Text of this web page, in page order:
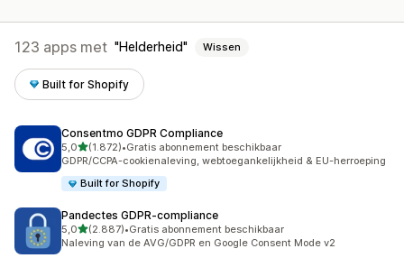
123 apps met Helderheid Wissen
Built for Shopify
Consentmo GDPR Compliance
5,0van 5 sterren
(1.872)
1872 recensies in totaal
•Gratis abonnement beschikbaar
GDPR/CCPA-cookienaleving, webtoegankelijkheid & EU-herroeping
Built for Shopify
Pandectes GDPR‑compliance
5,0van 5 sterren
(2.887)
2887 recensies in totaal
•Gratis abonnement beschikbaar
Naleving van de AVG/GDPR en Google Consent Mode v2